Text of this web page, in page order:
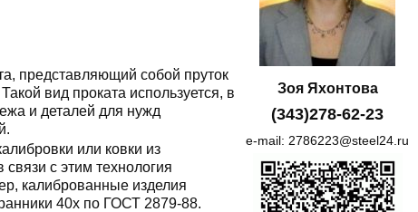
представляющий собой пруток
вид проката используется, в
и деталей для нужд
или ковки из
с этим технология
калиброванные изделия
40х по ГОСТ 2879-88.
Зоя Яхонтова
(343)278-62-23
e-mail: 2786223@steel24.ru